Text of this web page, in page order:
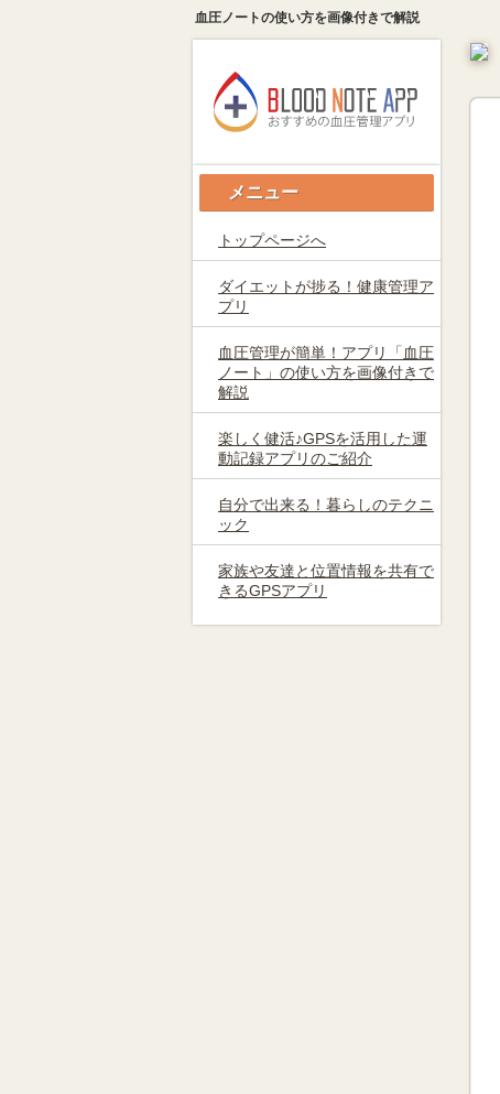
血圧ノートの使い方を画像付きで解説
メニュー
トップページへ
ダイエットが捗る！健康管理ア
プリ
血圧管理が簡単！アプリ「血圧
ノート」の使い方を画像付きで
解説
楽しく健活♪GPSを活用した運
動記録アプリのご紹介
自分で出来る！暮らしのテクニ
ック
家族や友達と位置情報を共有で
きるGPSアプリ